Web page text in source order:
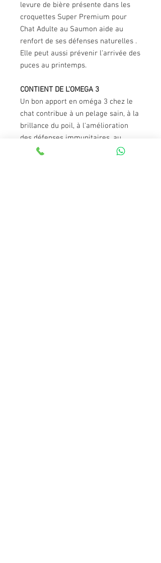
levure de bière présente dans les
croquettes Super Premium pour
Chat Adulte au Saumon aide au
renfort de ses défenses naturelles .
Elle peut aussi prévenir l'arrivée des
puces au printemps.
CONTIENT DE L'OMEGA 3
Un bon apport en oméga 3 chez le
chat contribue à un pelage sain, à la
brillance du poil, à l'amélioration
des défenses immunitaires, au
maintien de sa fertilité et le protège